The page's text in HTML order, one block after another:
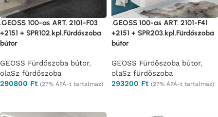
.GEOSS 100-as ART. 2101-F03
+2151 + SPR102.kpl.Fürdőszoba
bútor
GEOSS Fürdőszoba bútor,
olaSz fürdőszoba
290800 Ft (27% ÁFÁ-t tartalmaz)
.GEOSS 100-as ART. 2101-F41
+2151 + SPR203.kpl.Fürdőszoba
bútor
GEOSS Fürdőszoba bútor,
olaSz fürdőszoba
293200 Ft (27% ÁFÁ-t tartalmaz)